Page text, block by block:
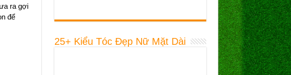
ra gợi
để
25+ Kiểu Tóc Đẹp Nữ Mặt Dài